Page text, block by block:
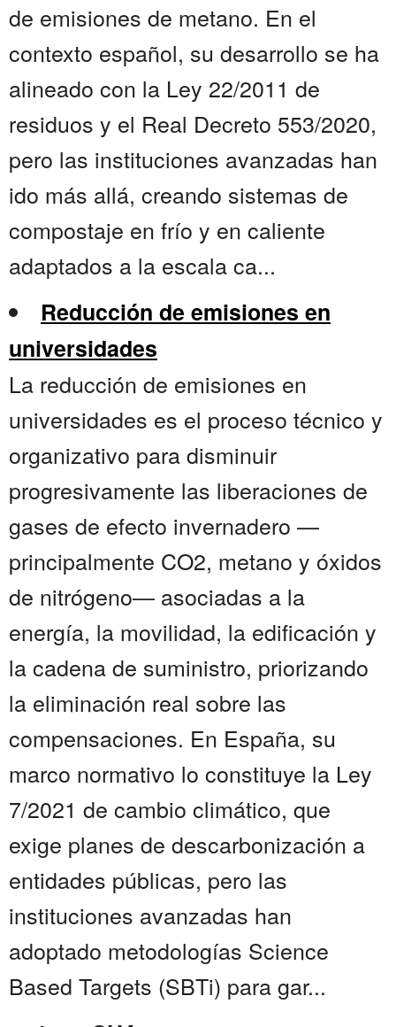
de emisiones de metano. En el
contexto español, su desarrollo se ha
alineado con la Ley 22/2011 de
residuos y el Real Decreto 553/2020,
pero las instituciones avanzadas han
ido más allá, creando sistemas de
compostaje en frío y en caliente
adaptados a la escala ca...
Reducción de emisiones en
universidades
La reducción de emisiones en
universidades es el proceso técnico y
organizativo para disminuir
progresivamente las liberaciones de
gases de efecto invernadero —
principalmente CO2, metano y óxidos
de nitrógeno— asociadas a la
energía, la movilidad, la edificación y
la cadena de suministro, priorizando
la eliminación real sobre las
compensaciones. En España, su
marco normativo lo constituye la Ley
7/2021 de cambio climático, que
exige planes de descarbonización a
entidades públicas, pero las
instituciones avanzadas han
adoptado metodologías Science
Based Targets (SBTi) para gar...